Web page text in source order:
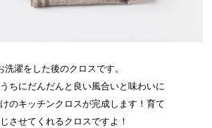
濯をした後のクロスです。
ちにだんだんと良い風合いと味わいに
のキッチンクロスが完成します！育て
させてくれるクロスですよ！